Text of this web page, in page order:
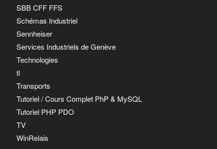
SBB CFF FFS
Schémas Industriel
Sennheiser
Services Industriels de Genève
Technologies
tl
Transports
Tutoriel / Cours Complet PhP & MySQL
Tutoriel PHP PDO
TV
WinRelais